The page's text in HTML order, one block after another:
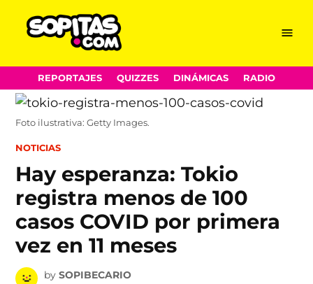
Skip
to
content
Menu
REPORTAJES QUIZZES DINÁMICAS RADIO
Foto ilustrativa: Getty Images.
POSTED
NOTICIAS
Hay esperanza: Tokio
registra menos de 100
casos COVID por primera
vez en 11 meses
by SOPIBECARIO